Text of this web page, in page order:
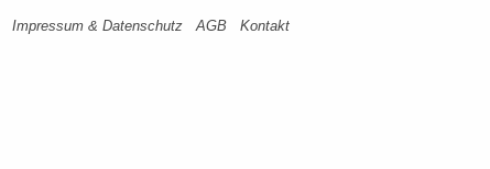
Impressum & Datenschutz AGB Kontakt